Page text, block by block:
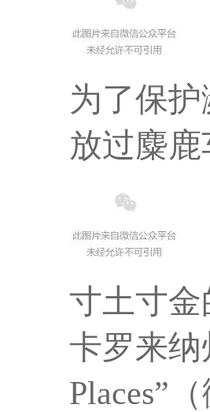
为了保
放过麋
寸土寸
卡罗来纳
Places”